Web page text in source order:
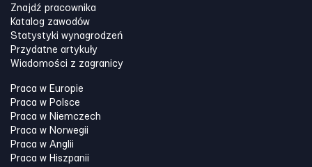
Znajdź pracownika
Katalog zawodów
Statystyki wynagrodzeń
Przydatne artykuły
Wiadomości z zagranicy
Praca w Europie
Praca w Polsce
Praca w Niemczech
Praca w Norwegii
Praca w Anglii
Praca w Hiszpanii